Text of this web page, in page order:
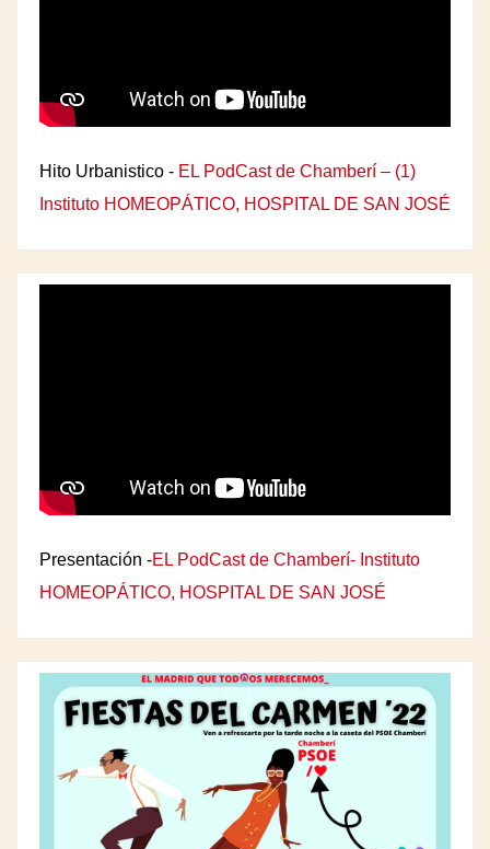
Hito Urbanistico - EL PodCast de Chamberí – (1)
Instituto HOMEOPÁTICO, HOSPITAL DE SAN JOSÉ
Presentación -EL PodCast de Chamberí- Instituto
HOMEOPÁTICO, HOSPITAL DE SAN JOSÉ